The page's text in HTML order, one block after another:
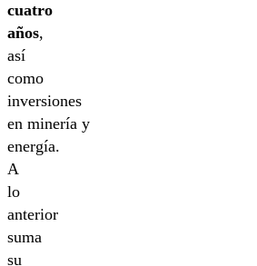
cuatro
años,
así
como
inversiones
en minería y
energía.
A
lo
anterior
suma
su